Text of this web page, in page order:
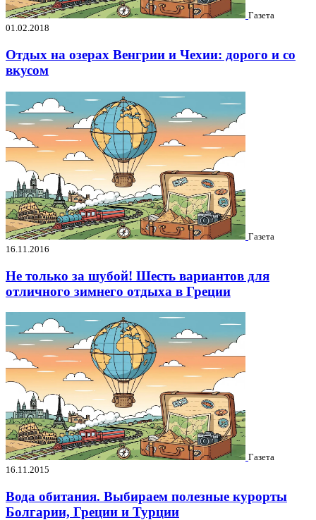
Газета
01.02.2018
Отдых на озерах Венгрии и Чехии: дорого и со
вкусом
Газета
16.11.2016
Не только за шубой! Шесть вариантов для
отличного зимнего отдыха в Греции
Газета
16.11.2015
Вода обитания. Выбираем полезные курорты
Болгарии, Греции и Турции